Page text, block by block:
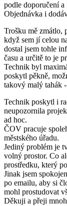
podle doporučení a
Objednávka i
Trošku mě zmátlo,
když sem jí celou
dostal jsem tohle
času a určitě to je
Technik byl
poskytl pěkně,
takový malý tahák
Technik poskytl i
neupozornila
ad hoc.
ČOV pracuje
městského úřadu.
Jediný problém je
volný prostor. Co
prostředku, který
Jinak jsem
po emailu, aby si
mohl prostudovat
Děkuji a přeji